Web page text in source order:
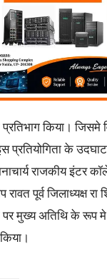
प्रतिभाग किया। जिसमे
प्रतियोगिता के
राजकीय इंटर
पूर्व जिलाध्यक्ष
मुख्य अतिथि के रूप मे